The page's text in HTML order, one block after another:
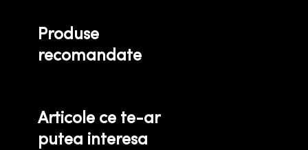
Produse
recomandate
Articole ce te-ar
putea interesa